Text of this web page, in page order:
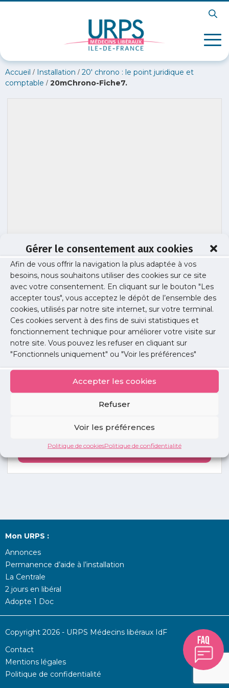
Gérer le consentement aux cookies
Afin de vous offrir la navigation la plus adaptée à vos
besoins, nous souhaitons utiliser des cookies sur ce site
avec votre consentement. En cliquant sur le bouton "Les
accepter tous", vous acceptez le dépôt de l’ensemble des
cookies, utilisés par notre site internet, sur votre terminal.
Ces cookies servent à des fins de suivi statistiques et
fonctionnement technique pour améliorer votre visite sur
notre site. Vous pouvez les refuser en cliquant sur
"Fonctionnels uniquement" ou "Voir les préférences"
Accepter les cookies
Refuser
Voir les préférences
Politique de cookiesPolitique de confidentialité
Accueil / Installation / 20′ chrono : le point juridique et
comptable / 20mChrono-Fiche7.
20mChrono-Fiche7.
Publié le : 8 janvier 2026
Partager cet article :
annonces
Mon URPS :
Annonces
Permanence d’aide à l’installation
La Centrale
2 jours en libéral
Adopte 1 Doc
Copyright 2026 - URPS Médecins libéraux IdF
Contact
Mentions légales
Politique de confidentialité